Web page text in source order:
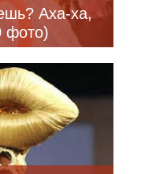
Аха-ха,
фото)